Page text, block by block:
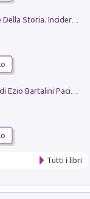
Tutti i libri